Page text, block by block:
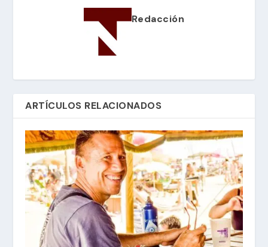
Redacción
ARTÍCULOS RELACIONADOS